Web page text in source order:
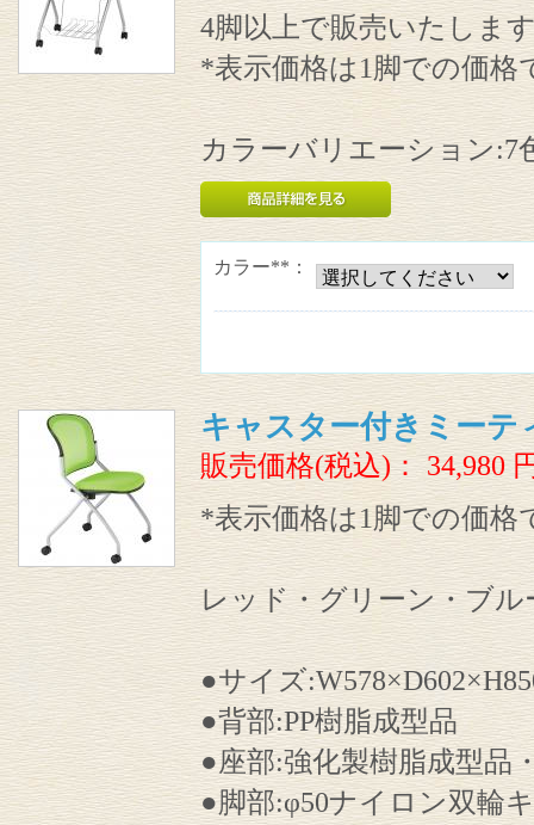
4脚以上で販売いたしま
*表示価格は1脚での価格
カラーバリエーション:7
カラー**：
キャスター付きミー
販売価格(税込)：34,980
*表示価格は1脚での価格
レッド・グリーン・ブ
●サイズ
●背部:PP樹脂成型品
●座部:強化製樹脂成型品
●脚部:φ50ナイロン双輪